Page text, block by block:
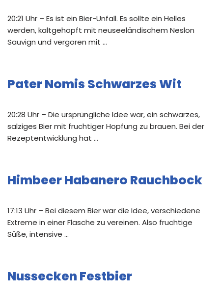
20:21 Uhr – Es ist ein Bier-Unfall. Es sollte ein Helles
werden, kaltgehopft mit neuseeländischem Neslon
Sauvign und vergoren mit …
Pater Nomis Schwarzes Wit
20:28 Uhr – Die ursprüngliche Idee war, ein schwarzes,
salziges Bier mit fruchtiger Hopfung zu brauen. Bei der
Rezeptentwicklung hat …
Himbeer Habanero Rauchbock
17:13 Uhr – Bei diesem Bier war die Idee, verschiedene
Extreme in einer Flasche zu vereinen. Also fruchtige
Süße, intensive …
Nussecken Festbier